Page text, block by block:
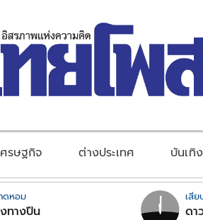
ศรษฐกิจ ต่างประเทศ บันเทิง
ดหอม
ทางปืน
เสี
ดา